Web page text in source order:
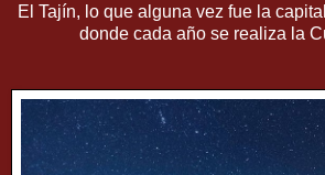
El Tajín, lo que alguna vez fue la
donde cada año se realiza la